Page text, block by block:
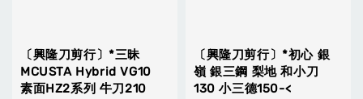
〔興隆刀剪行〕*三昧
MCUSTA Hybrid VG10
素面HZ2系列 牛刀210
〔興隆刀剪行〕*初心 銀
嶺 銀三鋼 梨地 和小刀
130 小三德150-<